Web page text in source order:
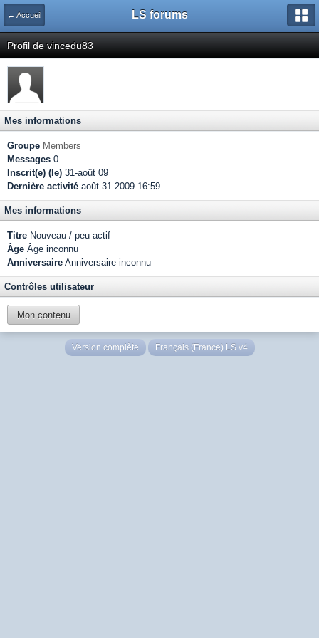
← Accueil LS forums
Profil de vincedu83
Mes informations
Groupe Members
Messages 0
Inscrit(e) (le) 31-août 09
Dernière activité août 31 2009 16:59
Mes informations
Titre Nouveau / peu actif
Âge Âge inconnu
Anniversaire Anniversaire inconnu
Contrôles utilisateur
Mon contenu
Version complète Français (France) LS v4